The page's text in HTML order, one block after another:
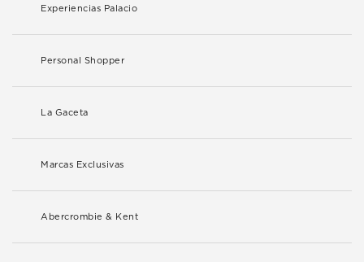
Experiencias Palacio
Personal Shopper
La Gaceta
Marcas Exclusivas
Abercrombie & Kent